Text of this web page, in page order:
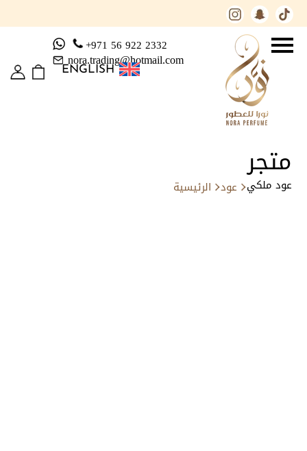
+971 56 922 2332
nora.trading@hotmail.com
ENGLISH
متجر
الرئيسية عود عود ملكي